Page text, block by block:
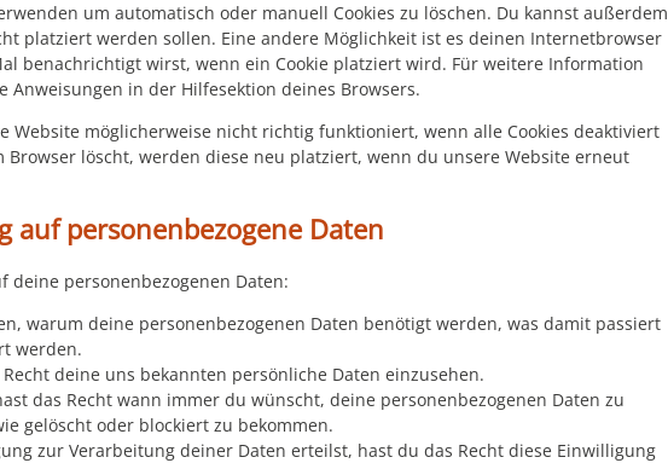
um automatisch oder manuell Cookies zu löschen. Du kannst außerdem
platziert werden sollen. Eine andere Möglichkeit ist es deinen Internetbrowser
benachrichtigt wirst, wenn ein Cookie platziert wird. Für weitere Information
Anweisungen in der Hilfesektion deines Browsers.
Website möglicherweise nicht richtig funktioniert, wenn alle Cookies deaktiviert
Browser löscht, werden diese neu platziert, wenn du unsere Website erneut
auf personenbezogene Daten
deine personenbezogenen Daten:
warum deine personenbezogenen Daten benötigt werden, was damit passiert
werden.
deine uns bekannten persönliche Daten einzusehen.
das Recht wann immer du wünscht, deine personenbezogenen Daten zu
gelöscht oder blockiert zu bekommen.
zur Verarbeitung deiner Daten erteilst, hast du das Recht diese Einwilligung